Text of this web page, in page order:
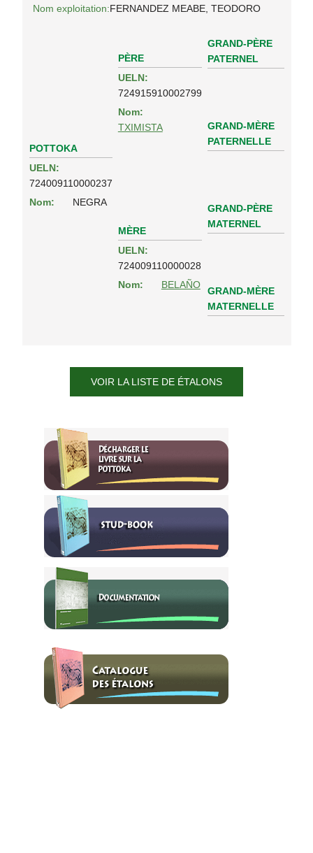
Nom exploitation:FERNANDEZ MEABE, TEODORO
POTTOKA
UELN:
724009110000237
Nom:
NEGRA
PÈRE
UELN:
724915910002799
Nom:
TXIMISTA
GRAND-PÈRE
PATERNEL
GRAND-MÈRE
PATERNELLE
MÈRE
UELN:
724009110000028
Nom:
BELAÑO
GRAND-PÈRE
MATERNEL
GRAND-MÈRE
MATERNELLE
VOIR LA LISTE DE ÉTALONS